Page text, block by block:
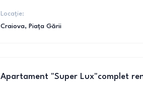
Locație:
Craiova, Piața Gării
Apartament "Super Lux"complet